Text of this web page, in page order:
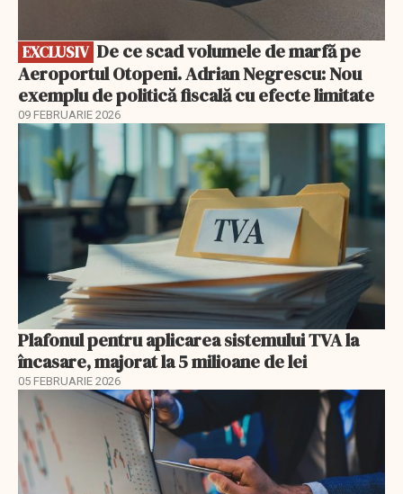
EXCLUSIV
Aeroportul Otopeni. Adrian Negrescu: Nou
exemplu de politică fiscală cu efecte limitate
09 FEBRUARIE 2026
Plafonul pentru aplicarea sistemului TVA la
încasare, majorat la 5 milioane de lei
05 FEBRUARIE 2026